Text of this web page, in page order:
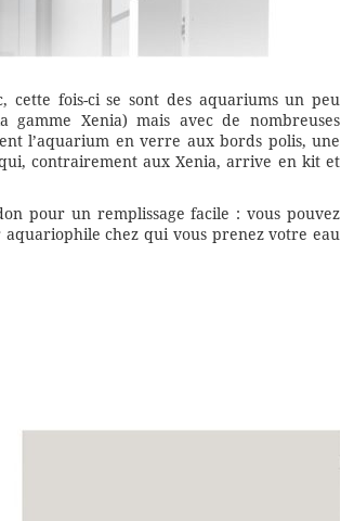
cette fois-ci se sont des aquariums un peu
Xenia) mais avec de nombreuses
l’aquarium en verre aux bords polis, une
contrairement aux Xenia, arrive en kit et
pour un remplissage facile : vous pouvez
chez qui vous prenez votre eau